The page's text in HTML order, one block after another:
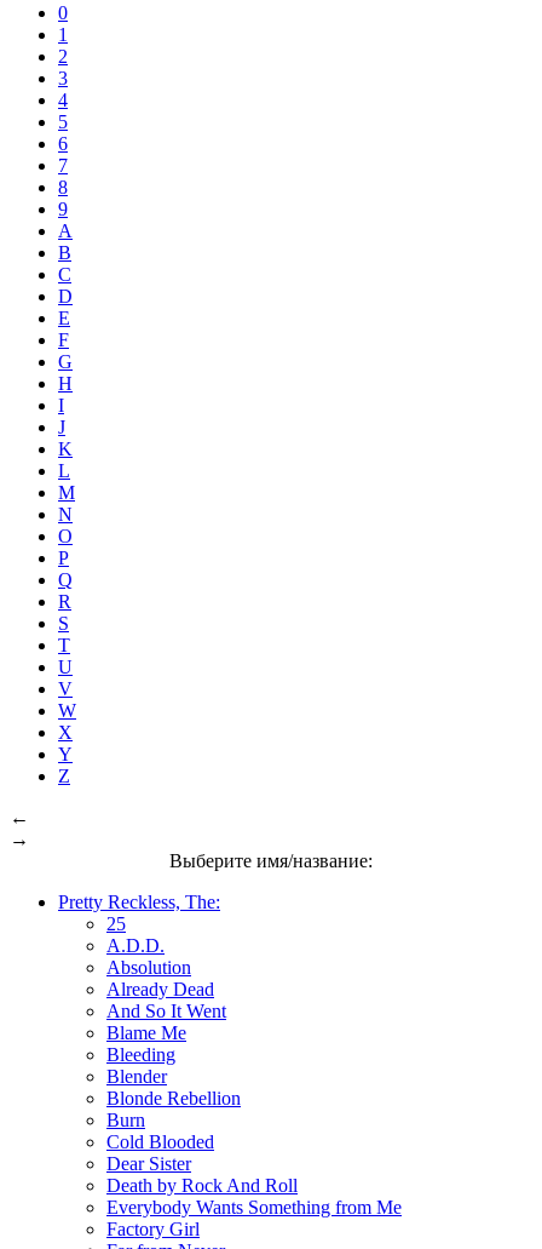
0
1
2
3
4
5
6
7
8
9
A
B
C
D
E
F
G
H
I
J
K
L
M
N
O
P
Q
R
S
T
U
V
W
X
Y
Z
←
→
Выберите имя/название:
Pretty Reckless, The:
25
A.D.D.
Absolution
Already Dead
And So It Went
Blame Me
Bleeding
Blender
Blonde Rebellion
Burn
Cold Blooded
Dear Sister
Death by Rock And Roll
Everybody Wants Something from Me
Factory Girl